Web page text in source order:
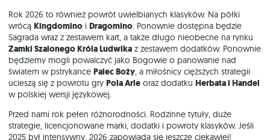
Rok 2026 to również powrót uwielbianych klasyków. Na półki
wrócą Kingdomino i Dragomino . Ponownie dostępna będzie
Sagrada wraz z zestawem kart, a także długo nieobecne na rynku
Zamki Szalonego Króla Ludwika z zestawem dodatków. Ponownie
będziemy mogli powalczyć jako Bogowie o panowanie nad
światem w pstrykance Palec Boży , a miłośnicy cięższych strategii
ucieszą się z powrotu gry Pola Arle oraz dodatku Herbata i Handel
w polskiej wersji językowej.
Przed nami rok pełen różnorodności. Rodzinne tytuły, duże
strategie, licencjonowane marki, dodatki i powroty klasyków. Jeśli
2025 był intensywny, 2026 zapowiada się jeszcze ciekawiej!